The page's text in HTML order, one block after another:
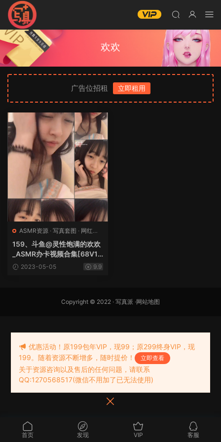
欢欢
广告位招租 立即租用
ASMR资源 · 写真套图 · 网红热
舞
159、斗鱼@灵性饱满的欢欢
_ASMR办卡视频合集[68V1
8.9G]2023-05-05 9.9
Copyright © 2022 · 写真派 ·网站地图
首页 发现 VIP 客服
优惠活动！原199包年VIP，现99；原299终身VIP，现
199。随着资源不断增多，随时提价！
立即查看
关于资源咨询以及售后的任何问题，请联系
QQ:1270568517(微信不用加了已无法使用)